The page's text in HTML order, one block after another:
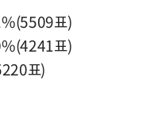
표)
표)
표)